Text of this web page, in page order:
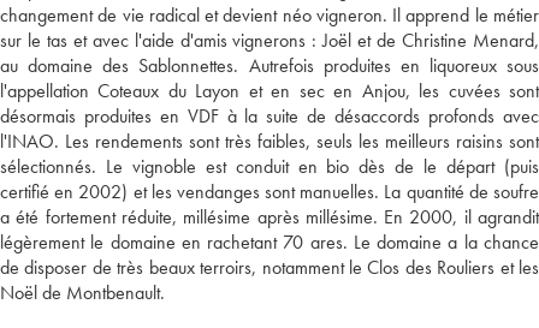
changement de vie radical et devient néo vigneron. Il apprend le métier
sur le tas et avec l'aide d'amis vignerons : Joël et de Christine Menard,
au domaine des Sablonnettes. Autrefois produites en liquoreux sous
l'appellation Coteaux du Layon et en sec en Anjou, les cuvées sont
désormais produites en VDF à la suite de désaccords profonds avec
l'INAO. Les rendements sont très faibles, seuls les meilleurs raisins sont
sélectionnés. Le vignoble est conduit en bio dès de le départ (puis
certifié en 2002) et les vendanges sont manuelles. La quantité de soufre
a été fortement réduite, millésime après millésime. En 2000, il agrandit
légèrement le domaine en rachetant 70 ares. Le domaine a la chance
de disposer de très beaux terroirs, notamment le Clos des Rouliers et les
Noël de Montbenault.